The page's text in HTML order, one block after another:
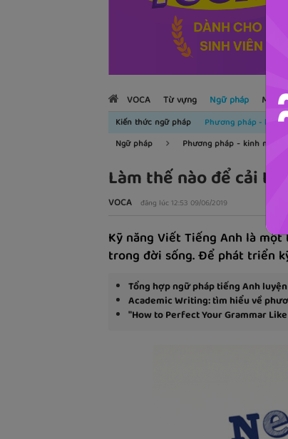
VOCA Từ vựng Ngữ pháp Mẫu
Kiến thức ngữ pháp Phương pháp - kinh
Ngữ pháp
Phương pháp - kinh nghiệm
Làm thế nào để cải
VOCA đăng lúc 12:53 09/06/2019
Kỹ năng Viết Tiếng Anh là
trong đời sống. Để phát triển
Tổng hợp ngữ pháp tiếng Anh
Academic Writing: tìm hiểu về
"How to Perfect Your Grammar